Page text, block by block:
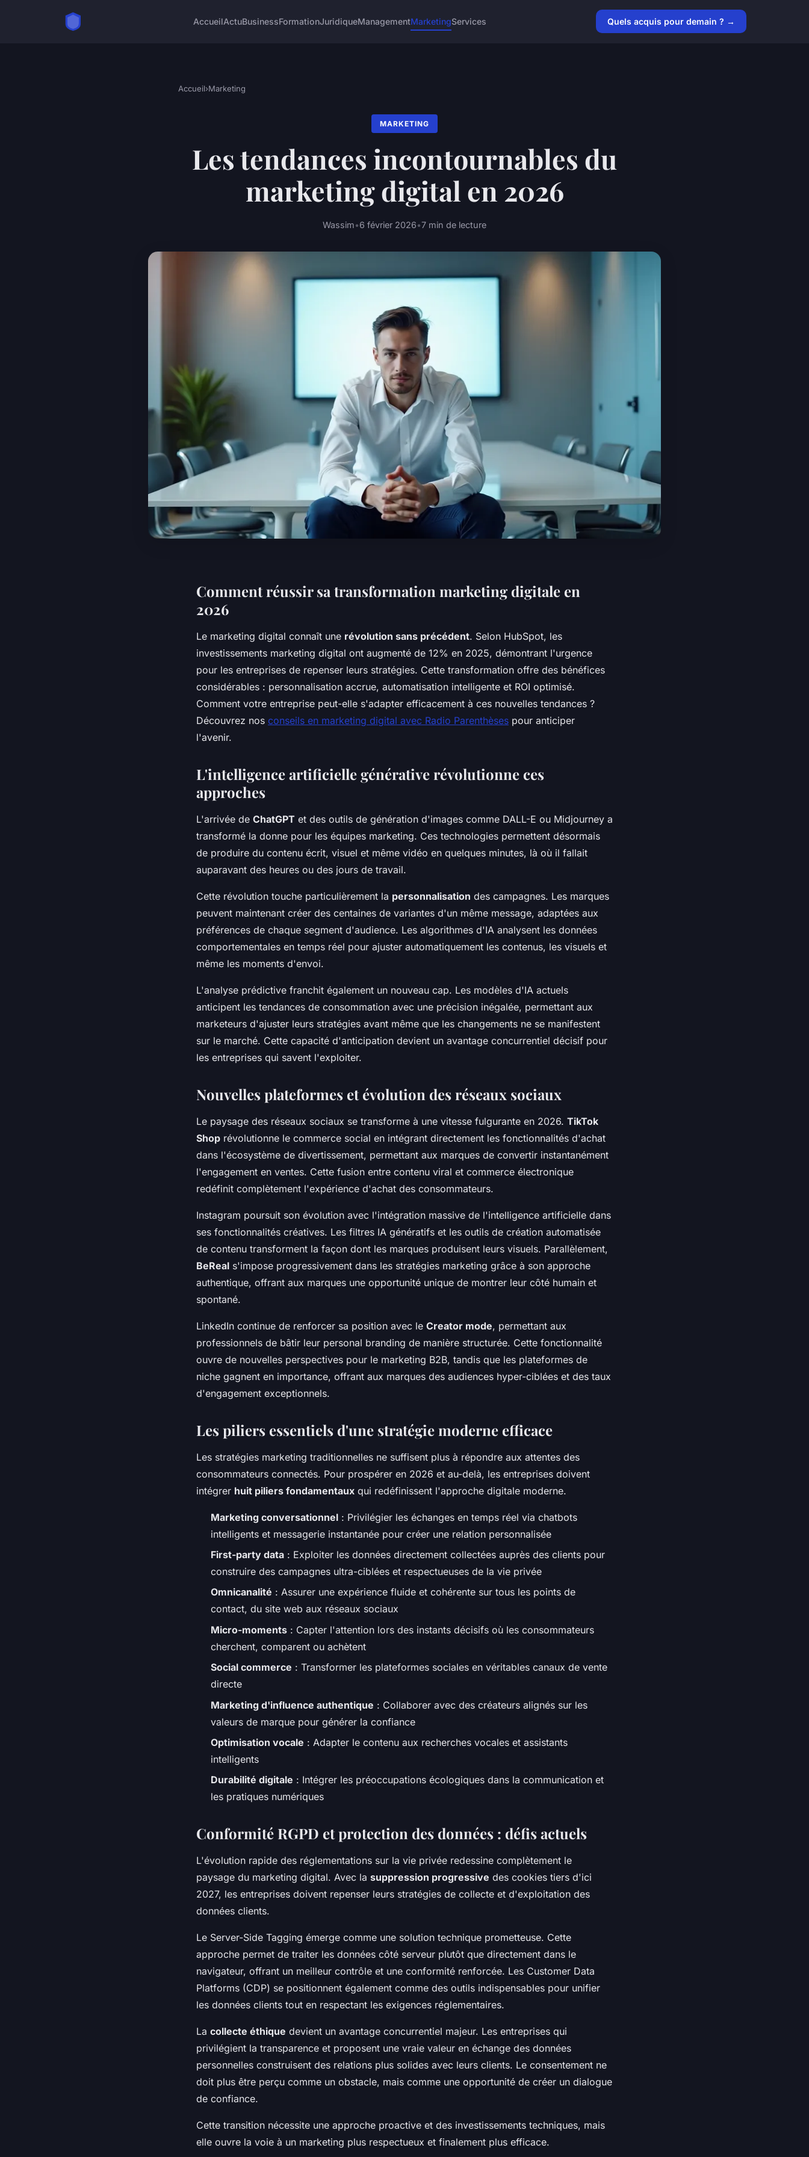
AccueilActuBusinessFormationJuridiqueManagementMarketingServices Quels acquis pour demain ? →
Accueil›Marketing
MARKETING
Les tendances incontournables du
marketing digital en 2026
Wassim•6 février 2026•7 min de lecture
Comment réussir sa transformation marketing digitale en
2026
Le marketing digital connaît une révolution sans précédent. Selon HubSpot, les
investissements marketing digital ont augmenté de 12% en 2025, démontrant l'urgence
pour les entreprises de repenser leurs stratégies. Cette transformation offre des bénéfices
considérables : personnalisation accrue, automatisation intelligente et ROI optimisé.
Comment votre entreprise peut-elle s'adapter efficacement à ces nouvelles tendances ?
Découvrez nos conseils en marketing digital avec Radio Parenthèses pour anticiper
l'avenir.
L'intelligence artificielle générative révolutionne ces
approches
L'arrivée de ChatGPT et des outils de génération d'images comme DALL-E ou Midjourney a
transformé la donne pour les équipes marketing. Ces technologies permettent désormais
de produire du contenu écrit, visuel et même vidéo en quelques minutes, là où il fallait
auparavant des heures ou des jours de travail.
Cette révolution touche particulièrement la personnalisation des campagnes. Les marques
peuvent maintenant créer des centaines de variantes d'un même message, adaptées aux
préférences de chaque segment d'audience. Les algorithmes d'IA analysent les données
comportementales en temps réel pour ajuster automatiquement les contenus, les visuels et
même les moments d'envoi.
L'analyse prédictive franchit également un nouveau cap. Les modèles d'IA actuels
anticipent les tendances de consommation avec une précision inégalée, permettant aux
marketeurs d'ajuster leurs stratégies avant même que les changements ne se manifestent
sur le marché. Cette capacité d'anticipation devient un avantage concurrentiel décisif pour
les entreprises qui savent l'exploiter.
Nouvelles plateformes et évolution des réseaux sociaux
Le paysage des réseaux sociaux se transforme à une vitesse fulgurante en 2026. TikTok
Shop révolutionne le commerce social en intégrant directement les fonctionnalités d'achat
dans l'écosystème de divertissement, permettant aux marques de convertir instantanément
l'engagement en ventes. Cette fusion entre contenu viral et commerce électronique
redéfinit complètement l'expérience d'achat des consommateurs.
Instagram poursuit son évolution avec l'intégration massive de l'intelligence artificielle dans
ses fonctionnalités créatives. Les filtres IA génératifs et les outils de création automatisée
de contenu transforment la façon dont les marques produisent leurs visuels. Parallèlement,
BeReal s'impose progressivement dans les stratégies marketing grâce à son approche
authentique, offrant aux marques une opportunité unique de montrer leur côté humain et
spontané.
LinkedIn continue de renforcer sa position avec le Creator mode, permettant aux
professionnels de bâtir leur personal branding de manière structurée. Cette fonctionnalité
ouvre de nouvelles perspectives pour le marketing B2B, tandis que les plateformes de
niche gagnent en importance, offrant aux marques des audiences hyper-ciblées et des taux
d'engagement exceptionnels.
Les piliers essentiels d'une stratégie moderne efficace
Les stratégies marketing traditionnelles ne suffisent plus à répondre aux attentes des
consommateurs connectés. Pour prospérer en 2026 et au-delà, les entreprises doivent
intégrer huit piliers fondamentaux qui redéfinissent l'approche digitale moderne.
Marketing conversationnel : Privilégier les échanges en temps réel via chatbots
intelligents et messagerie instantanée pour créer une relation personnalisée
First-party data : Exploiter les données directement collectées auprès des clients pour
construire des campagnes ultra-ciblées et respectueuses de la vie privée
Omnicanalité : Assurer une expérience fluide et cohérente sur tous les points de
contact, du site web aux réseaux sociaux
Micro-moments : Capter l'attention lors des instants décisifs où les consommateurs
cherchent, comparent ou achètent
Social commerce : Transformer les plateformes sociales en véritables canaux de vente
directe
Marketing d'influence authentique : Collaborer avec des créateurs alignés sur les
valeurs de marque pour générer la confiance
Optimisation vocale : Adapter le contenu aux recherches vocales et assistants
intelligents
Durabilité digitale : Intégrer les préoccupations écologiques dans la communication et
les pratiques numériques
Conformité RGPD et protection des données : défis actuels
L'évolution rapide des réglementations sur la vie privée redessine complètement le
paysage du marketing digital. Avec la suppression progressive des cookies tiers d'ici
2027, les entreprises doivent repenser leurs stratégies de collecte et d'exploitation des
données clients.
Le Server-Side Tagging émerge comme une solution technique prometteuse. Cette
approche permet de traiter les données côté serveur plutôt que directement dans le
navigateur, offrant un meilleur contrôle et une conformité renforcée. Les Customer Data
Platforms (CDP) se positionnent également comme des outils indispensables pour unifier
les données clients tout en respectant les exigences réglementaires.
La collecte éthique devient un avantage concurrentiel majeur. Les entreprises qui
privilégient la transparence et proposent une vraie valeur en échange des données
personnelles construisent des relations plus solides avec leurs clients. Le consentement ne
doit plus être perçu comme un obstacle, mais comme une opportunité de créer un dialogue
de confiance.
Cette transition nécessite une approche proactive et des investissements techniques, mais
elle ouvre la voie à un marketing plus respectueux et finalement plus efficace.